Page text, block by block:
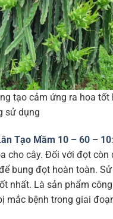
tạo cảm ứng ra hoa tốt
sử dụng
Tạo Mầm 10 – 60 – 10
cho cây. Đối với đọt còn
bung đọt hoàn toàn.
nhất. Là sản phẩm
mắc bệnh trong giai